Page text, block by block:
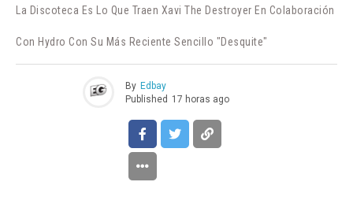
La Discoteca Es Lo Que Traen Xavi The Destroyer En Colaboración
Con Hydro Con Su Más Reciente Sencillo "Desquite"
By Edbay
Published 17 horas ago